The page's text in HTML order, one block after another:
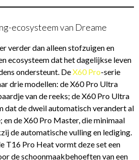
ecosysteem van Dreame
verder dan alleen stofzuigen en
ecosysteem dat het dagelijkse leven
ondersteunt. DeX60 Pro-serie
drie modellen: de X60 Pro Ultra
van de reeks; de X60 Pro Ultra
dat de dweil automatisch verandert al
en de X60 Pro Master, die minimaal
de automatische vulling en lediging.
T16 Pro Heat vormt deze set een
de schoonmaakbehoeften van een